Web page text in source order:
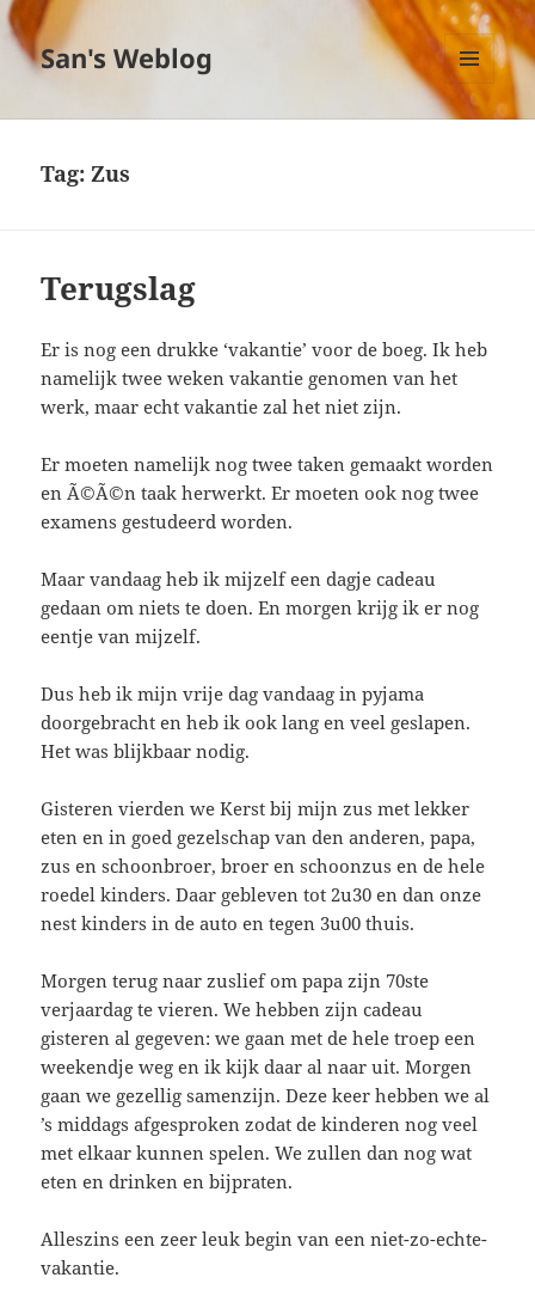
San's Weblog
MENU
EN
Tag:Zus
Terugslag
Er is nog een drukke ‘vakantie’ voor de boeg. Ik heb
namelijk twee weken vakantie genomen van het
werk, maar echt vakantie zal het niet zijn.
Er moeten namelijk nog twee taken gemaakt worden
en Ã©Ã©n taak herwerkt. Er moeten ook nog twee
examens gestudeerd worden.
Maar vandaag heb ik mijzelf een dagje cadeau
gedaan om niets te doen. En morgen krijg ik er nog
eentje van mijzelf.
Dus heb ik mijn vrije dag vandaag in pyjama
doorgebracht en heb ik ook lang en veel geslapen.
Het was blijkbaar nodig.
Gisteren vierden we Kerst bij mijn zus met lekker
eten en in goed gezelschap van den anderen, papa,
zus en schoonbroer, broer en schoonzus en de hele
roedel kinders. Daar gebleven tot 2u30 en dan onze
nest kinders in de auto en tegen 3u00 thuis.
Morgen terug naar zuslief om papa zijn 70ste
verjaardag te vieren. We hebben zijn cadeau
gisteren al gegeven: we gaan met de hele troep een
weekendje weg en ik kijk daar al naar uit. Morgen
gaan we gezellig samenzijn. Deze keer hebben we al
’s middags afgesproken zodat de kinderen nog veel
met elkaar kunnen spelen. We zullen dan nog wat
eten en drinken en bijpraten.
Alleszins een zeer leuk begin van een niet-zo-echte-
vakantie.